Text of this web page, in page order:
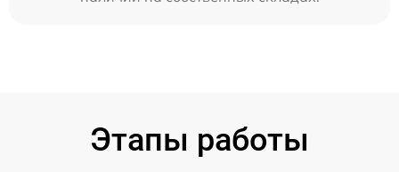
Этапы работы